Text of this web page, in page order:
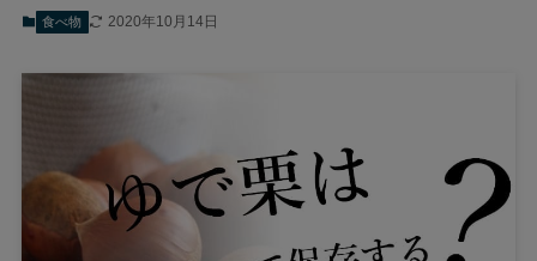
食べ物 2020年10月14日